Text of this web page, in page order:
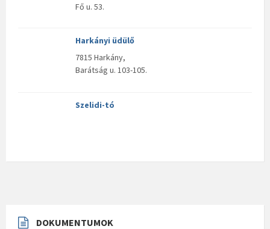
Fő u. 53.
Harkányi üdülő
7815 Harkány,
Barátság u. 103-105.
Szelidi-tó
DOKUMENTUMOK